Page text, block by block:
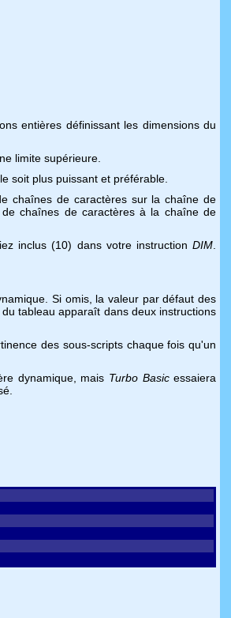
entières définissant les dimensions du
limite supérieure.
soit plus puissant et préférable.
chaînes de caractères sur la chaîne de
chaînes de caractères à la chaîne de
inclus (10) dans votre instructionDIM
Si omis, la valeur par défaut des
tableau apparaît dans deux instructions
des sous-scripts chaque fois qu'un
dynamique, mais Turbo Basicessaiera